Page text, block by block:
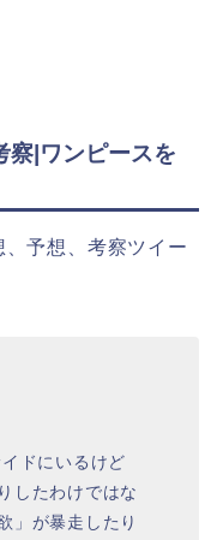
察|ワンピースを
予想、考察ツイー
ドにいるけど
したわけではな
」が暴走したり